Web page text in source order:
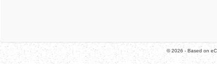
© 2026 - Based on